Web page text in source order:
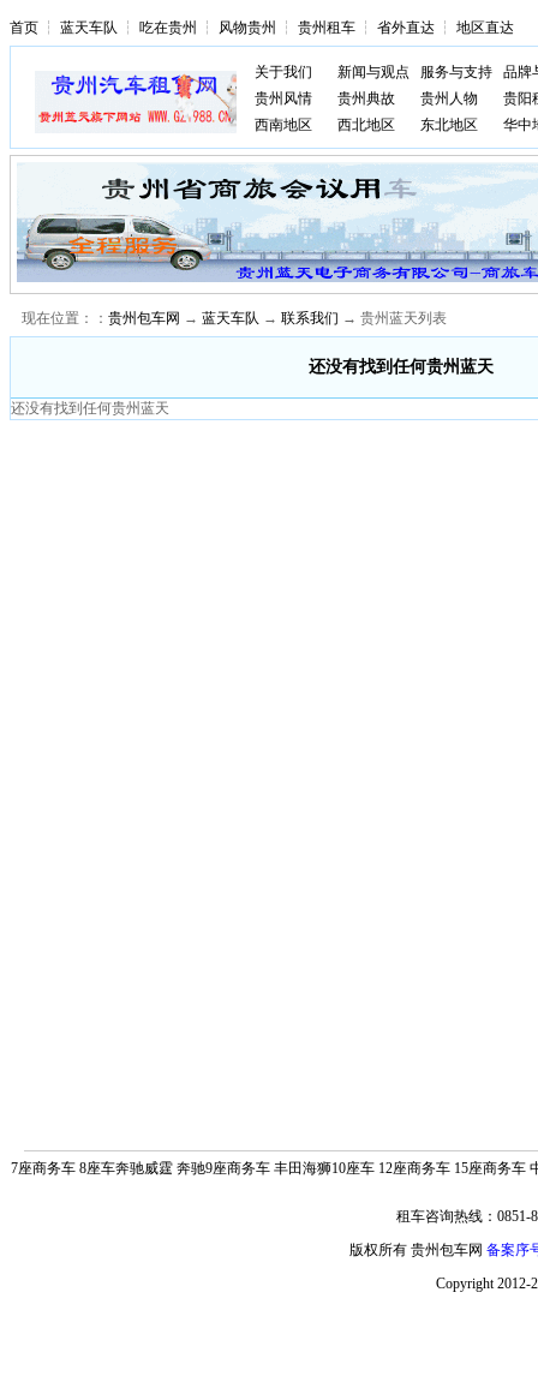
首页 ┆ 蓝天车队 ┆ 吃在贵州 ┆ 风物贵州 ┆ 贵州租车 ┆ 省外直达 ┆ 地区直达
关于我们 新闻与观点 服务与支持
品牌
贵州风情
贵州典故 贵州人物
贵阳
西南地区
西北地区 东北地区 华中
现在位置：： 贵州包车网 → 蓝天车队 → 联系我们 → 贵州蓝天列表
还没有找到任何贵州蓝天
还没有找到任何贵州蓝天
7座商务车 8座车奔驰威霆 奔驰9座商务车 丰田海狮10座车 12座商务车 15座商务车
租车咨询热线：0851-
版权所有 贵州包车网 备案序
Copyright 2012-